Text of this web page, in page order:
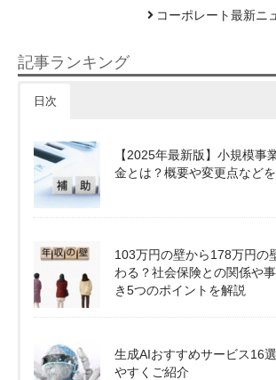
コーポレート最新ニ
記事ランキング
日次
【2025年最新版】小規模事
金とは？概要や変更点など
103万円の壁から178万円の
わる？社会保険との関係や
き5つのポイントを解説
生成AIおすすめサービス16
やすくご紹介